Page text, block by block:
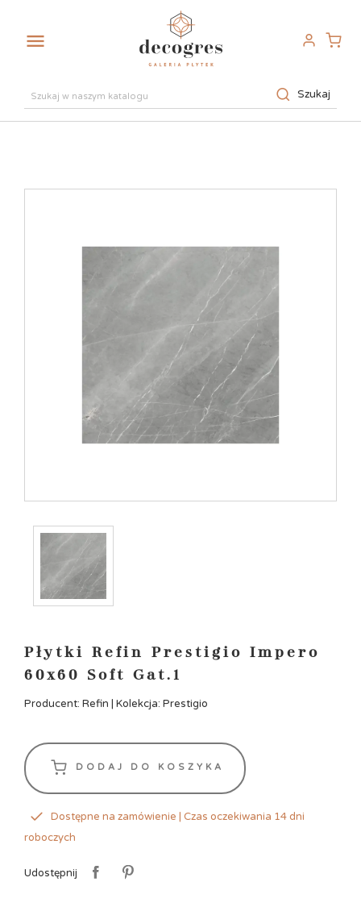

Szukaj
Płytki Refin Prestigio Impero
60x60 Soft Gat.1
Producent: Refin | Kolekcja: Prestigio
DODAJ DO KOSZYKA
Dostępne na zamówienie | Czas oczekiwania 14 dni
roboczych
Udostępnij